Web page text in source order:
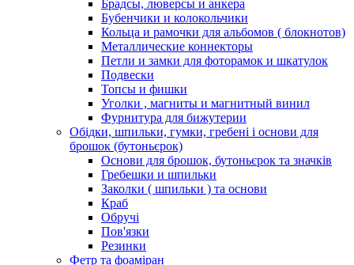
Брадсы, люверсы и анкера
Бубенчики и колокольчики
Кольца и рамочки для альбомов ( блокнотов)
Металлические коннекторы
Петли и замки для фоторамок и шкатулок
Подвески
Топсы и фишки
Уголки , магниты и магнитный винил
Фурнитура для бижутерии
Обідки, шпильки, гумки, гребені і основи для
брошок (бутоньєрок)
Основи для брошок, бутоньєрок та значків
Гребешки и шпильки
Заколки ( шпильки ) та основи
Краб
Обручі
Пов'язки
Резинки
Фетр та фоаміран